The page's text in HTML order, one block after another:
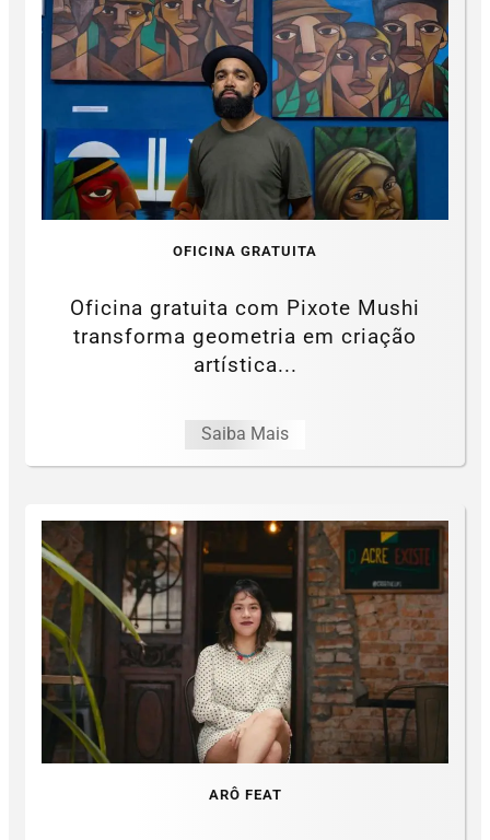
OFICINA GRATUITA
Oficina gratuita com Pixote Mushi
transforma geometria em criação
artística...
Saiba Mais
ARÔ FEAT